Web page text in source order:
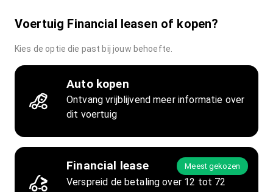
Voertuig Financial leasen of kopen?
Kies de optie die past bij jouw behoefte.
Auto kopen
Ontvang vrijblijvend meer informatie over
dit voertuig
Financial lease Meest gekozen
Verspreid de betaling over 12 tot 72